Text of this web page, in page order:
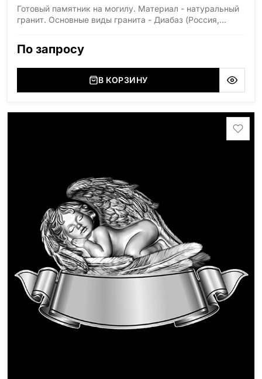
Готовый памятник на могилу. Материал - натуральный
гранит. Основные виды гранита - Диабаз (Россия,
(Украина, Житомерская область), Лабродарит
(Украина, Житомерская область), Сюксюансаари
(Россия, Карелия), Амфиболит (Россия, Мурманская
минимальные стандартные размеры: Размер стелы:
По запросу
В КОРЗИНУ